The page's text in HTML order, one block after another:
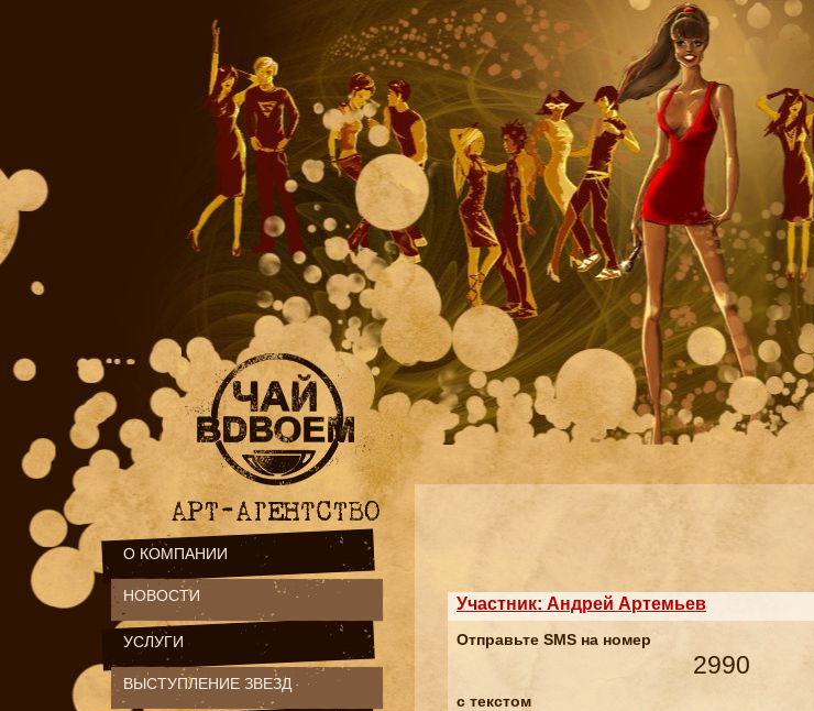
Участник: Андрей Артемьев
Отправьте SMS на номер
2990
с текстом
О КОМПАНИИ
НОВОСТИ
УСЛУГИ
ВЫСТУПЛЕНИЕ ЗВЕЗД